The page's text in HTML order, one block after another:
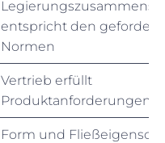
entspricht den
Normen
Vertrieb erfüllt
Produktanforderungen
Form und